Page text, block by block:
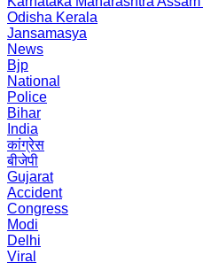
Odisha Kerala
Jansamasya
News
Bjp
National
Police
Bihar
India
कांग्रेस
बीजेपी
Gujarat
Accident
Congress
Modi
Delhi
Viral